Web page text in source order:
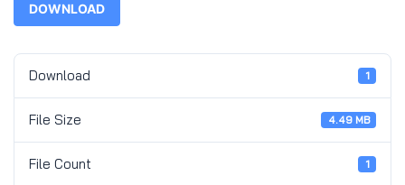
DOWNLOAD
Download 1
File Size 4.49 MB
File Count 1